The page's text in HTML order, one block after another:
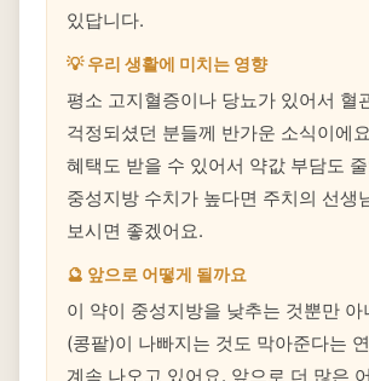
있답니다.
💡 우리 생활에 미치는 영향
평소 고지혈증이나 당뇨가 있어서 혈
걱정되셨던 분들께 반가운 소식이에
혜택도 받을 수 있어서 약값 부담도
중성지방 수치가 높다면 주치의 선생
보시면 좋겠어요.
🔮 앞으로 어떻게 될까요
이 약이 중성지방을 낮추는 것뿐만 아
(콩팥)이 나빠지는 것도 막아준다는
계속 나오고 있어요. 앞으로 더 많은